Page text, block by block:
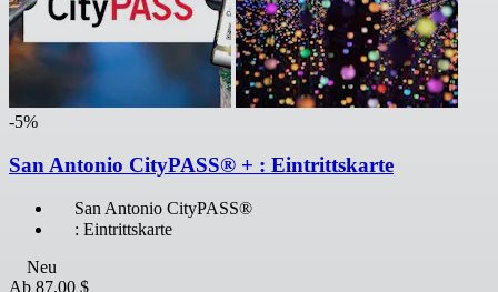
-5%
San Antonio CityPASS® + : Eintrittskarte
San Antonio CityPASS®
: Eintrittskarte
Neu
Ab 87,00 $